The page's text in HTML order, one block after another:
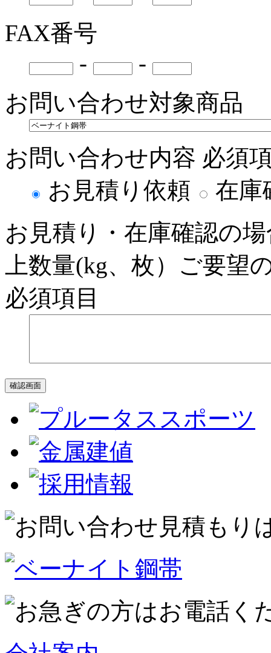
FAX番号
-
-
お問い合わせ対象商品
お問い合わせ内容 必須
お見積り依頼
在庫
お見積り・在庫確認の
上数量(kg、枚）ご要望
必須項目